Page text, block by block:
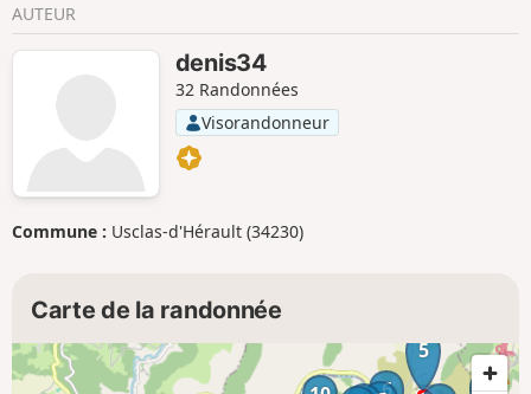
AUTEUR
denis34
32 Randonnées
Visorandonneur
Commune : Usclas-d'Hérault (34230)
Carte de la randonnée
4
5
6